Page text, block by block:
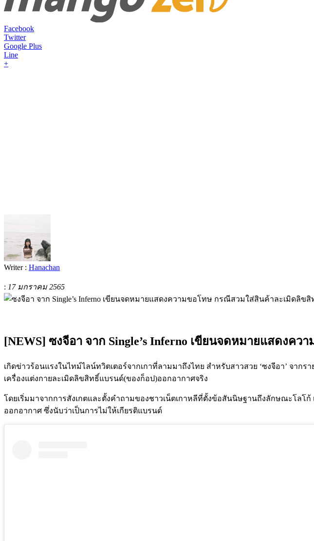
Facebook
Twitter
Google Plus
Line
+
Writer : Hanachan
: 17 มกราคม 2565
[NEWS] ซงจีอา จาก Single’s Inferno เขียนจดหมายแสดง
เกิดข่าวร้อนแรงในไทม์ไลน์ทวิตเตอร์จากเกาที่ลามมาถึงไทย สำหรับสาวสวย ‘ซงจีอา’ จากร
เครื่องแต่งกายละเมิดลิขสิทธิ์แบรนด์(ของก็อป)ออกอากาศจริง
โดยเริ่มมาจากการสังเกตและตั้งคำถามของชาวเน็ตเกาหลีที่ตั้งข้อสันนิษฐานถึงลักษณะโลโ
ออกอากาศ ซึ่งนับว่าเป็นการไม่ให้เกียรติแบรนด์